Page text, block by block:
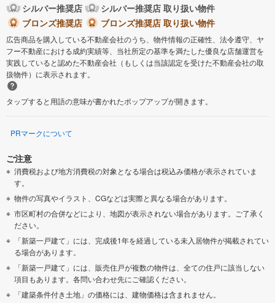
シルバー推奨店
シルバー推奨店 取り扱い物件
ブロンズ推奨店
ブロンズ推奨店 取り扱い物件
広告商品を購入している不動産会社のうち、物件情報の正確性、法令遵守、ヤ
フー不動産における成約実績等、当社所定の基準を満たした優良な店舗運営を
実践していると認めた不動産会社（もしくは当該認定を受けた不動産会社の取
扱物件）に表示されます。
タップすると用語の意味が書かれたポップアップが開きます。
PRマークについて
ご注意
消費税および地方消費税の対象となる場合は税込み価格が表示されていま
す。
物件の写真やイラスト、CGなどは実際と異なる場合があります。
市区町村の合併などにより、地図が表示されない場合があります。ご了承く
ださい。
「新築一戸建て」には、完成後1年を経過している未入居物件が掲載されてい
る場合があります。
「新築一戸建て」には、販売住戸が複数の物件は、全ての住戸に該当しない
項目もあります。各問い合わせ先にご確認ください。
「建築条件付き土地」の価格には、建物価格は含まれません。